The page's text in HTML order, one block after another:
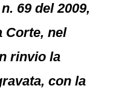
69 del 2009,
Corte, nel
rinvio la
con la